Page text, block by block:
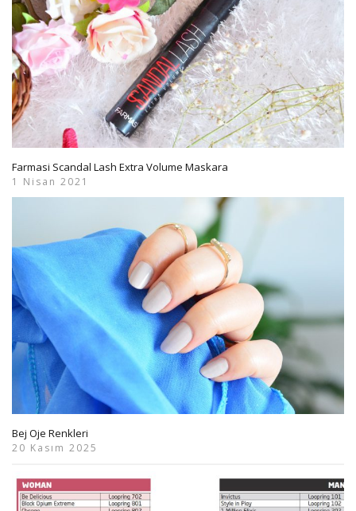
Farmasi Scandal Lash Extra Volume Maskara
1 Nisan 2021
Bej Oje Renkleri
20 Kasım 2025